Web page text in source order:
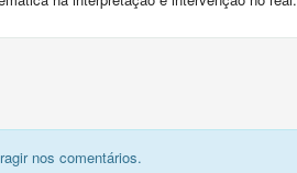
nos comentários.